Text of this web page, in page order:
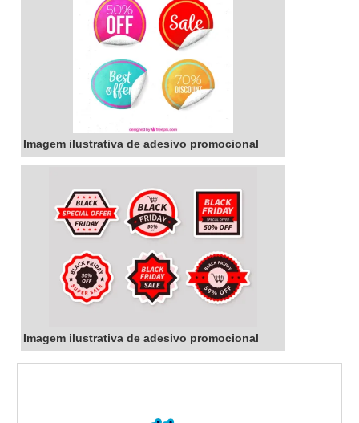
da festa ou evento. Seja para um jantar íntimo
ou para um grande evento, a bandeja de
degustação personalizada é a escolha certa
para surpreender os seus convidados.
Imagem ilustrativa de adesivo promocional
Imagem ilustrativa de adesivo promocional